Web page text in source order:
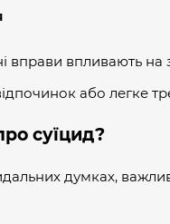
вправи впливають на
або легке
суїцид?
думках,